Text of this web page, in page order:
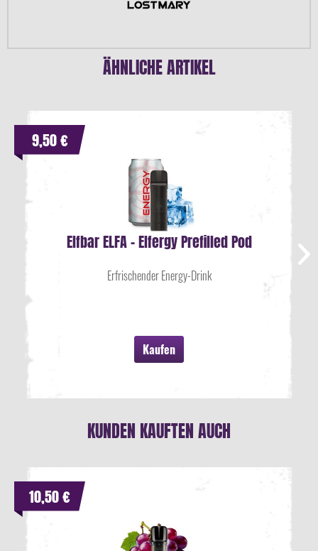
ÄHNLICHE ARTIKEL
Elfbar ELFA - Elfergy Prefilled Pod
Erfrischender Energy-Drink
Kaufen
9,50 €
KUNDEN KAUFTEN AUCH
10,50 €